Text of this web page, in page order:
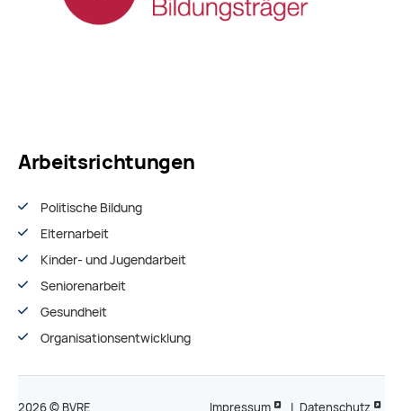
Arbeitsrichtungen
Politische Bildung
Elternarbeit
Kinder- und Jugendarbeit
Seniorenarbeit
Gesundheit
Organisationsentwiсklung
2026 © BVRE